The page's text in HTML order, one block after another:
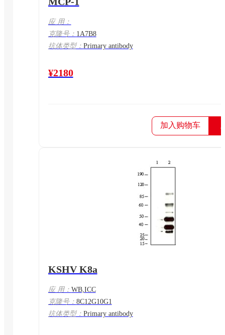
应 用：
克隆号： 1A7B8
抗体类型： Primary antibody
¥2180
加入购物车
KSHV K8a
应 用： WB,ICC
克隆号： 8C12G10G1
抗体类型： Primary antibody